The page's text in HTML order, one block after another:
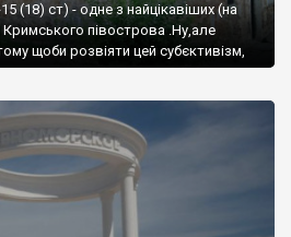
(18) ст) - одне з найцікавіших (на
півострова .Ну,але
щоби розвіяти цей субєктивізм,